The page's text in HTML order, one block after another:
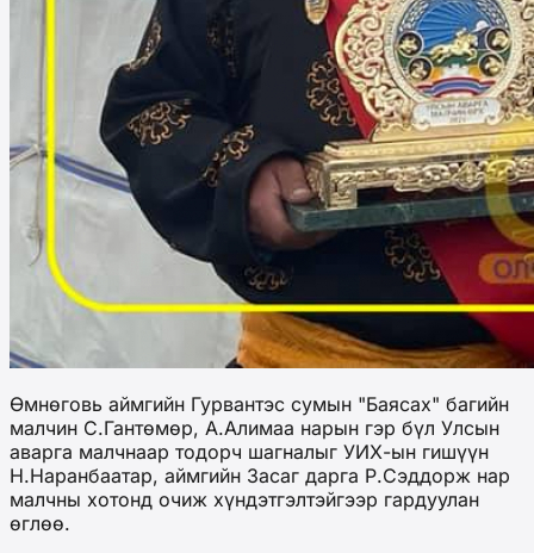
Өмнөговь аймгийн Гурвантэс сумын "Баясах" багийн
малчин С.Гантөмөр, А.Алимаа нарын гэр бүл Улсын
аварга малчнаар тодорч шагналыг УИХ-ын гишүүн
Н.Наранбаатар, аймгийн Засаг дарга Р.Сэддорж нар
малчны хотонд очиж хүндэтгэлтэйгээр гардуулан
өглөө.